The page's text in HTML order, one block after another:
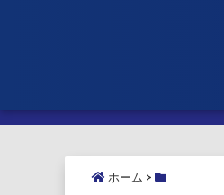
ホーム >